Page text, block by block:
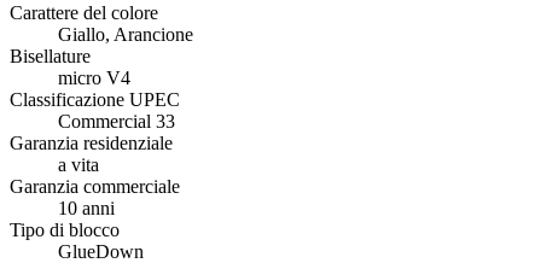
Carattere del colore
Giallo, Arancione
Bisellature
micro V4
Classificazione UPEC
Commercial 33
Garanzia residenziale
a vita
Garanzia commerciale
10 anni
Tipo di blocco
GlueDown